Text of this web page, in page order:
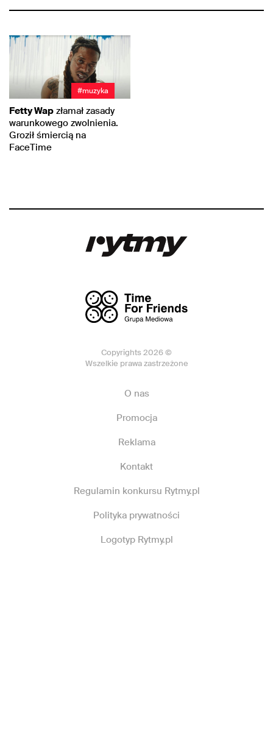
#muzyka
Fetty Wap złamał zasady
warunkowego zwolnienia.
Groził śmiercią na
FaceTime
Copyrights 2026 ©
Wszelkie prawa zastrzeżone
O nas
Promocja
Reklama
Kontakt
Regulamin konkursu Rytmy.pl
Polityka prywatności
Logotyp Rytmy.pl